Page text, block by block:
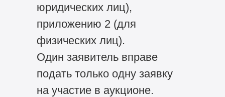
юридических лиц),
приложению 2 (для
физических лиц).
Один заявитель вправе
подать только одну заявку
на участие в аукционе.